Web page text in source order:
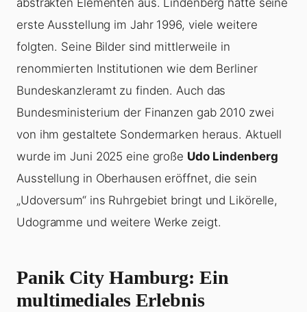
abstrakten Elementen aus. Lindenberg hatte seine
erste Ausstellung im Jahr 1996, viele weitere
folgten. Seine Bilder sind mittlerweile in
renommierten Institutionen wie dem Berliner
Bundeskanzleramt zu finden. Auch das
Bundesministerium der Finanzen gab 2010 zwei
von ihm gestaltete Sondermarken heraus. Aktuell
wurde im Juni 2025 eine große Udo Lindenberg
Ausstellung in Oberhausen eröffnet, die sein
„Udoversum“ ins Ruhrgebiet bringt und Likörelle,
Udogramme und weitere Werke zeigt.
Panik City Hamburg: Ein
multimediales Erlebnis